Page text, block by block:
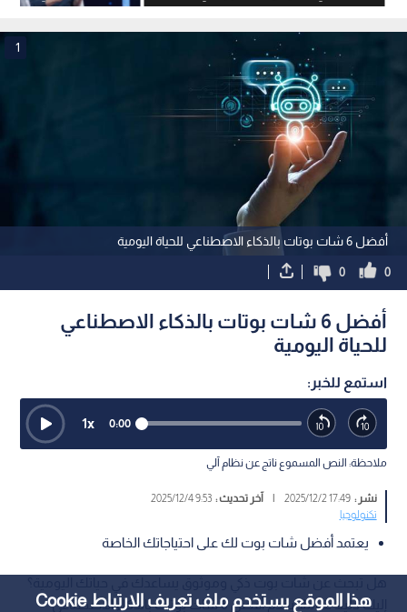
هذا الموقع يستخدم ملف تعريف الارتباط Cookie
2026
الصين
أفضل 6 شات بوتات بالذكاء الاصطناعي للحياة اليومية
1
0
0
أفضل 6 شات بوتات بالذكاء الاصطناعي
للحياة اليومية
استمع للخبر:
0:00
1x
ملاحظة: النص المسموع ناتج عن نظام آلي
نشر :17:49 2025/12/2
| آخر تحديث :9:53 2025/12/4
تكنولوجيا
يعتمد أفضل شات بوت لك على احتياجاتك الخاصة
إليك دليلا شاملا يقدم أفضل 6 شات بوتات بالذكاء الاصطناعي